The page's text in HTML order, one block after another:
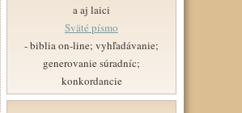
a aj laici
Sväté písmo
- biblia on-line; vyhľadávanie;
generovanie súradníc;
konkordancie